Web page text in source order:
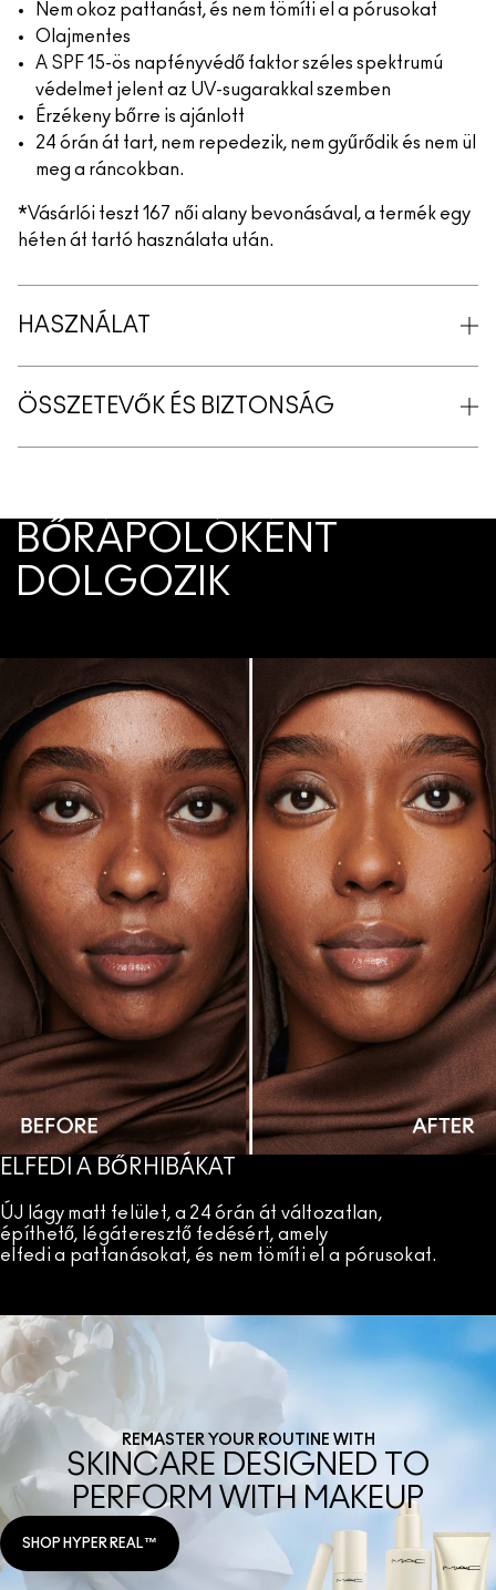
Nem okoz pattanást, és nem tömíti el a pórusokat
Olajmentes
A SPF 15-ös napfényvédő faktor széles spektrumú
védelmet jelent az UV-sugarakkal szemben
Érzékeny bőrre is ajánlott
24 órán át tart, nem repedezik, nem gyűrődik és nem ül
meg a ráncokban.
*Vásárlói teszt 167 női alany bevonásával, a termék egy
héten át tartó használata után.
HASZNÁLAT
ÖSSZETEVŐK ÉS BIZTONSÁG
BŐRÁPOLÓKÉNT
DOLGOZIK
ELFEDI A BŐRHIBÁKAT
ÚJ lágy matt felület, a 24 órán át változatlan,
építhető, légáteresztő fedésért, amely
elfedi a pattanásokat, és nem tömíti el a pórusokat.
REMASTER YOUR ROUTINE WITH
SKINCARE DESIGNED TO
PERFORM WITH MAKEUP
SHOP HYPER REAL™